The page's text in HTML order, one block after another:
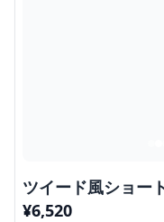
ツイード風ショー
¥6,520